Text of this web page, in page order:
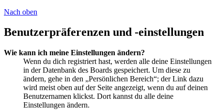
Nach oben
Benutzerpräferenzen und -einstellungen
Wie kann ich meine Einstellungen ändern?
Wenn du dich registriert hast, werden alle deine Einstellungen
in der Datenbank des Boards gespeichert. Um diese zu
ändern, gehe in den „Persönlichen Bereich“; der Link dazu
wird meist oben auf der Seite angezeigt, wenn du auf deinen
Benutzernamen klickst. Dort kannst du alle deine
Einstellungen ändern.